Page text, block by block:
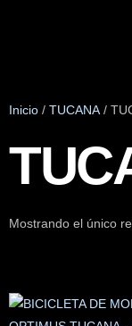
Inicio / TUCANA /
Mostrando el único